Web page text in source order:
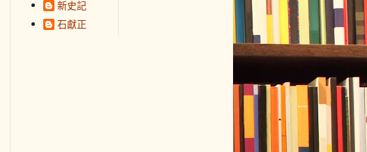
新史記
石獻正